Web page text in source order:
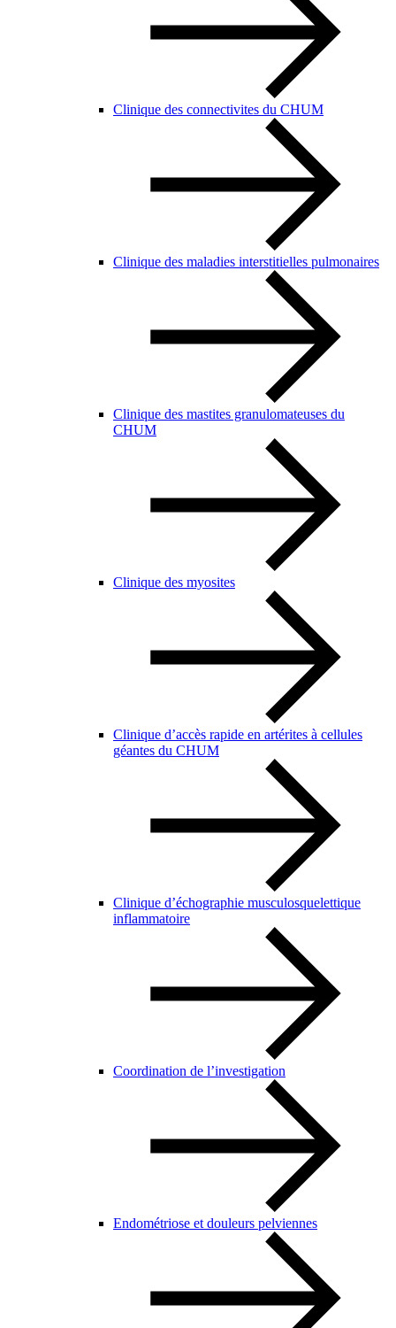
Clinique des connectivites du CHUM
Clinique des maladies interstitielles pulmonaires
Clinique des mastites granulomateuses du
CHUM
Clinique des myosites
Clinique d’accès rapide en artérites à cellules
géantes du CHUM
Clinique d’échographie musculosquelettique
inflammatoire
Coordination de l’investigation
Endométriose et douleurs pelviennes